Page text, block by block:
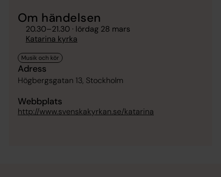
Om händelsen
20.30–21.30 · lördag 28 mars
Katarina kyrka
Adress
Högbergsgatan 13, Stockholm
Webbplats
http://www.svenskakyrkan.se/katarina